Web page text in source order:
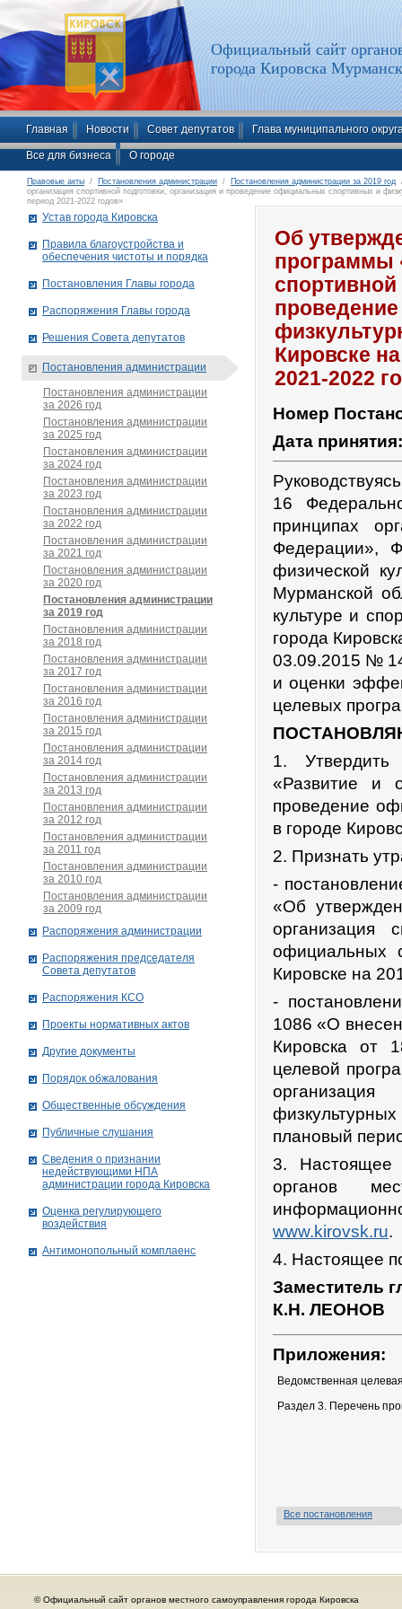
Официальный сайт
города Кировска
Главная Новости Совет депутатов Глава муниципального
Все для бизнеса О городе
Правовые акты / Постановления администрации / Постановления администрации за 2019 год
организация спортивной подготовки, организация и проведение официальных спортивных и
период 2021-2022 годов»
Об
программы
спортивной
Кировске
2021-2022
Номер
Дата
16
принципах
Федерации»,
физической
Мурманской
культуре и
города
03.09.2015 №
и оценки
целевых
1. Утвердить
«Развитие и
проведение
в городе
2. Признать
-
«Об
организация
официальных
Кировске на
-
1086 «О
Кировска от
целевой
плановый
3. Настоящее
органов
www.kirovsk.ru.
4. Настоящее
Заместитель
К.Н. ЛЕОНОВ
Приложения:
Ведомственная
Раздел 3. Перечень
Все постановления
Устав города Кировска
Правила благоустройства и
обеспечения чистоты и порядка
Постановления Главы города
Распоряжения Главы города
Решения Совета депутатов
Постановления администрации
Постановления администрации
за 2026 год
Постановления администрации
за 2025 год
Постановления администрации
за 2024 год
Постановления администрации
за 2023 год
Постановления администрации
за 2022 год
Постановления администрации
за 2021 год
Постановления администрации
за 2020 год
Постановления администрации
за 2019 год
Постановления администрации
за 2018 год
Постановления администрации
за 2017 год
Постановления администрации
за 2016 год
Постановления администрации
за 2015 год
Постановления администрации
за 2014 год
Постановления администрации
за 2013 год
Постановления администрации
за 2012 год
Постановления администрации
за 2011 год
Постановления администрации
за 2010 год
Постановления администрации
за 2009 год
Распоряжения администрации
Распоряжения председателя
Совета депутатов
Распоряжения КСО
Проекты нормативных актов
Другие документы
Порядок обжалования
Общественные обсуждения
Публичные слушания
Сведения о признании
недействующими НПА
администрации города Кировскa
Оценка регулирующего
воздействия
Антимонопольный комплаенс
© Официальный сайт органов местного самоуправления города Кировска